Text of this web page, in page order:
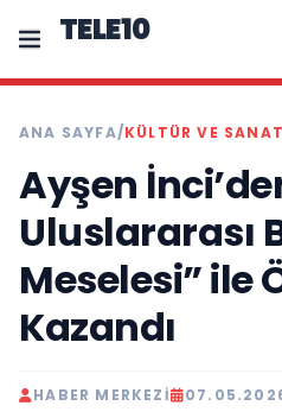
TELE10
ANA SAYFA/KÜLTÜR VE SANAT
Ayşen
Uluslararası
Meselesi” ile
Kazandı
HABER MERKEZI